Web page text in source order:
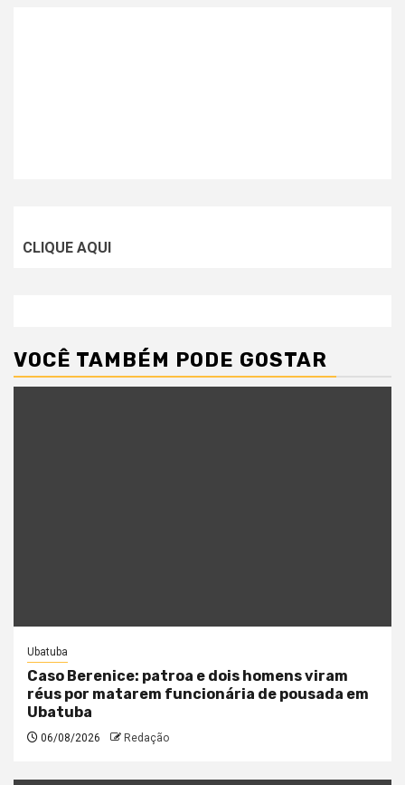
CLIQUE AQUI
VOCÊ TAMBÉM PODE GOSTAR
Ubatuba
Caso Berenice: patroa e dois homens viram
réus por matarem funcionária de pousada em
Ubatuba
06/08/2026 Redação